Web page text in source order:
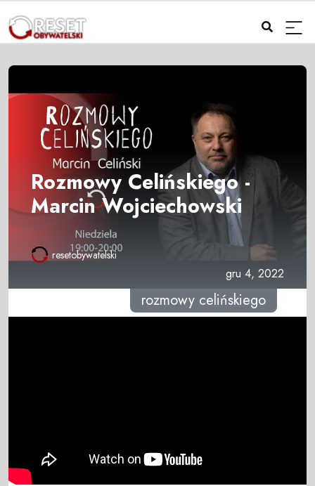
Rozmowy Celińskiego -
Marcin Wojciechowski
resetobywatelski
gru 4, 2022
rozmowy celińskiego